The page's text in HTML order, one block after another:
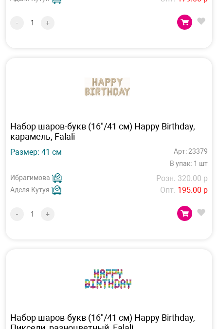
- +
Набор шаров-букв (16"/41 см) Happy Birthday,
карамель, Falali
Размер: 41 см
Арт: 23379
В упак: 1 шт
Ибрагимова
Аделя Кутуя
Розн. 320.00 р
Опт. 195.00 р
- +
Набор шаров-букв (16"/41 см) Happy Birthday,